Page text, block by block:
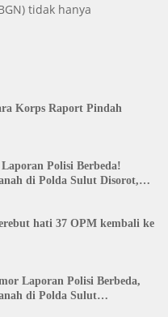
tidak hanya
Korps Raport Pindah
Polisi Berbeda!
di Polda Sulut Disorot,
hati 37 OPM kembali ke
Laporan Polisi Berbeda,
di Polda Sulut